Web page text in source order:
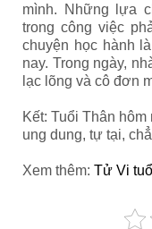
mình. Những lựa
trong công việc
chuyện học hành
nay. Trong ngày,
lạc lõng và cô đơn
Kết: Tuổi Thân hôm
ung dung, tự tại,
Xem thêm: Tử Vi